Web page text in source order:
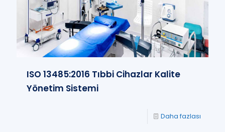
ISO 13485:2016 Tıbbi Cihazlar Kalite
Yönetim Sistemi
Daha fazlası